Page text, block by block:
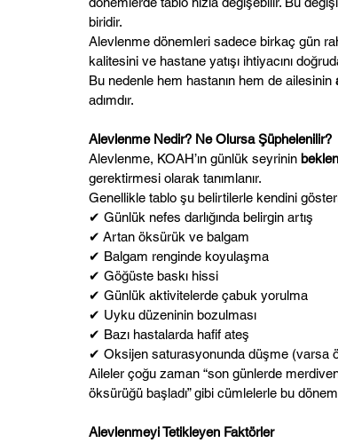
biridir.
Alevlenme dönemleri sadece birkaç gün
kalitesini ve hastane yatışı ihtiyacını
Bu nedenle hem hastanın hem de ailesinin
adımdır.
Alevlenme Nedir? Ne Olursa Şüphelenilir?
Alevlenme, KOAH’ın günlük seyrinin
gerektirmesi olarak tanımlanır.
Genellikle tablo şu belirtilerle kendini
✔ Günlük nefes darlığında belirgin artış
✔ Artan öksürük ve balgam
✔ Balgam renginde koyulaşma
✔ Göğüste baskı hissi
✔ Günlük aktivitelerde çabuk yorulma
✔ Uyku düzeninin bozulması
✔ Bazı hastalarda hafif ateş
✔ Oksijen saturasyonunda düşme (varsa
Aileler çoğu zaman “son günlerde
öksürüğü başladı” gibi cümlelerle bu
Alevlenmeyi Tetikleyen Faktörler